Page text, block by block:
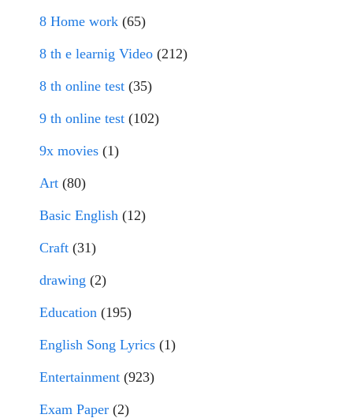
8 Home work (65)
8 th e learnig Video (212)
8 th online test (35)
9 th online test (102)
9x movies (1)
Art (80)
Basic English (12)
Craft (31)
drawing (2)
Education (195)
English Song Lyrics (1)
Entertainment (923)
Exam Paper (2)